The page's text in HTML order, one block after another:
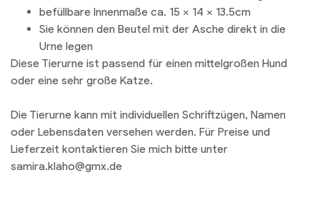
befüllbare Innenmaße ca. 15 x 14 x 13.5cm
Sie können den Beutel mit der Asche direkt in die
Urne legen
Diese Tierurne ist passend für einen mittelgroßen Hund
oder eine sehr große Katze.
Die Tierurne kann mit individuellen Schriftzügen, Namen
oder Lebensdaten versehen werden. Für Preise und
Lieferzeit kontaktieren Sie mich bitte unter
samira.klaho@gmx.de